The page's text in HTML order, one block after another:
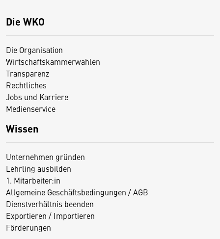
Die WKO
Die Organisation
Wirtschaftskammerwahlen
Transparenz
Rechtliches
Jobs und Karriere
Medienservice
Wissen
Unternehmen gründen
Lehrling ausbilden
1. Mitarbeiter:in
Allgemeine Geschäftsbedingungen / AGB
Dienstverhältnis beenden
Exportieren / Importieren
Förderungen